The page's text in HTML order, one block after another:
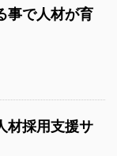
事で人材が育
採用支援サ